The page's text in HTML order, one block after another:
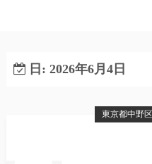
日: 2026年6月4日
東京都中野区